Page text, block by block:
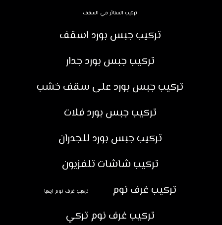
تركيب الستائر في السقف
تركيب جبس بورد اسقف
تركيب جبس بورد جدار
تركيب جبس بورد على سقف خشب
تركيب جبس بورد فلات
تركيب جبس بورد للجدران
تركيب شاشات تلفزيون
تركيب غرف نوم
تركيب غرف نوم ايكيا
تركيب غرف نوم تركي